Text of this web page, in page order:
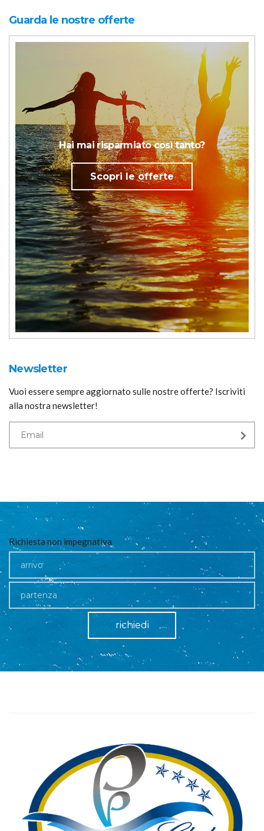
Guarda le nostre offerte
Hai mai risparmiato così tanto?
Scopri le offerte
Newsletter
Vuoi essere sempre aggiornato sulle nostre offerte? Iscriviti
alla nostra newsletter!
Richiesta non impegnativa
richiedi